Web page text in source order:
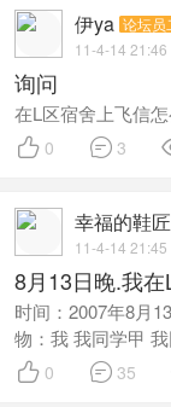
伊ya 论坛员
11-4-14 21:46
询问
在L区宿舍上飞信
 0  3
幸福的鞋匠
11-4-14 21:45
8月13日晚.我
时间：2007年8月
物：我 我同学甲
 0  35